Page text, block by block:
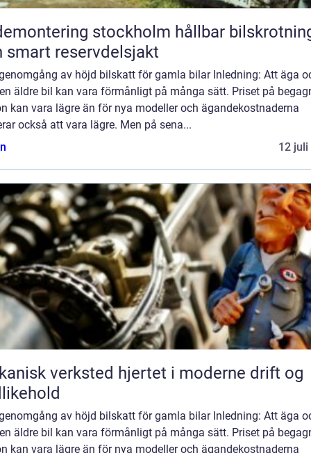
stockholm hållbar bilskrotning
smart reservdelsjakt
av höjd bilskatt för gamla bilar Inledning: Att äga
äldre bil kan vara förmånligt på många sätt. Priset på
kan vara lägre än för nya modeller och ägandekostnaderna
också att vara lägre. Men på sena...
12 juli
verksted hjertet i moderne drift og
av höjd bilskatt för gamla bilar Inledning: Att äga
äldre bil kan vara förmånligt på många sätt. Priset på
kan vara lägre än för nya modeller och ägandekostnaderna